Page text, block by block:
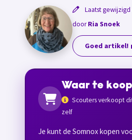
Laatst gewijzigd
doorRia Snoek
Goed artikel!
Waar te
Scouters verkoopt
zelf
Je kunt de Somnox kopen